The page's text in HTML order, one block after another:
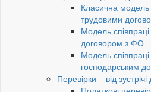
Класична
трудовими
Модель
договором з ФО
Модель
господарським
Перевірки – від